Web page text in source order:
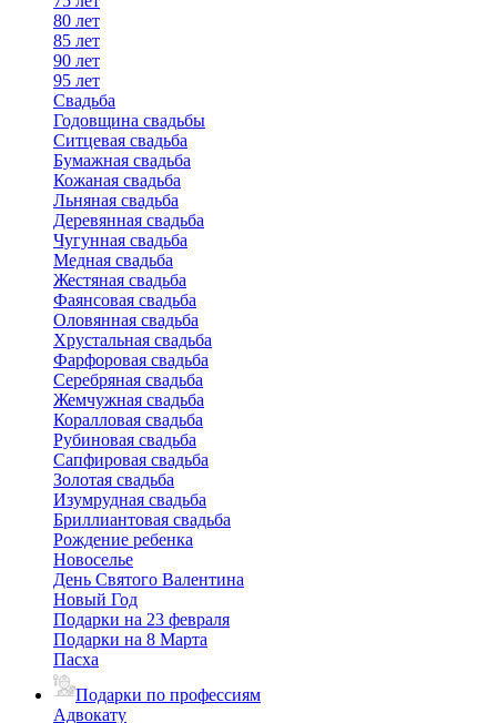
80 лет
85 лет
90 лет
95 лет
Свадьба
Годовщина свадьбы
Ситцевая свадьба
Бумажная свадьба
Кожаная свадьба
Льняная свадьба
Деревянная свадьба
Чугунная свадьба
Медная свадьба
Жестяная свадьба
Фаянсовая свадьба
Оловянная свадьба
Хрустальная свадьба
Фарфоровая свадьба
Серебряная свадьба
Жемчужная свадьба
Коралловая свадьба
Рубиновая свадьба
Сапфировая свадьба
Золотая свадьба
Изумрудная свадьба
Бриллиантовая свадьба
Рождение ребенка
Новоселье
День Святого Валентина
Новый Год
Подарки на 23 февраля
Подарки на 8 Марта
Пасха
Подарки по профессиям
Адвокату